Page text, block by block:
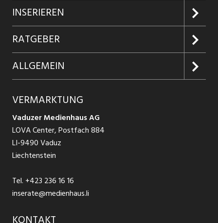
Jobs suchen
Jobabo
Firmen entdecken
Jobs in Graubünden
Jobs in St. Gallen
Jobs in Glarus
Jobs in der Südostschweiz
Temporär Jobs
Teilzeit Jobs
INSERIEREN
Kundenlogin
Inserieren
Produkte
Schnittstelle
RATGEBER
Glossar
Ratgeber Bewerbung / Rekrutierung
ALLGEMEIN
AGB
Datenschutzbestimmungen
Nutzungsbedingungen
Impressum
VERMARKTUNG
Vaduzer Medienhaus AG
LOVA Center, Postfach 884
LI-9490 Vaduz
Liechtenstein
Tel. +423 236 16 16
inserate@medienhaus.li